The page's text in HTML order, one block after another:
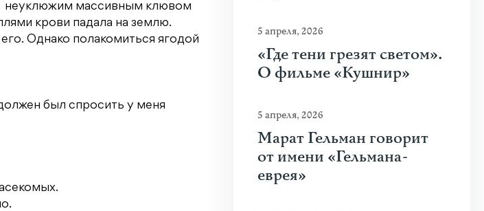
неуклюжим массивным клювом
крови падала на землю.
Однако полакомиться ягодой
был спросить у меня
5 апреля, 2026
«Где тени грезят светом».
О фильме «Кушнир»
5 апреля, 2026
Марат Гельман говорит
от имени «Гельмана-
еврея»